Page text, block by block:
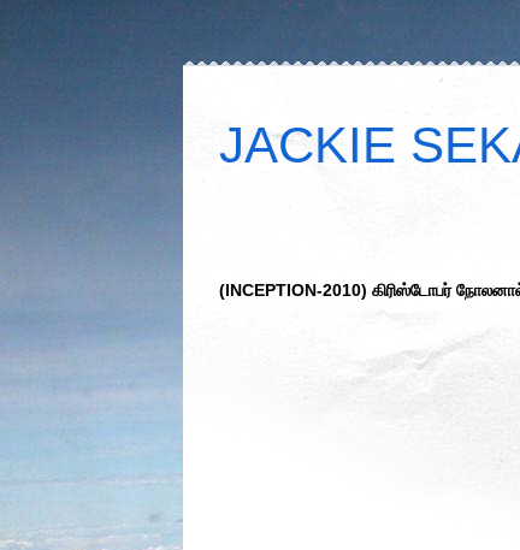
JACKIE
(INCEPTION-2010) கிரிஸ்டோபர்